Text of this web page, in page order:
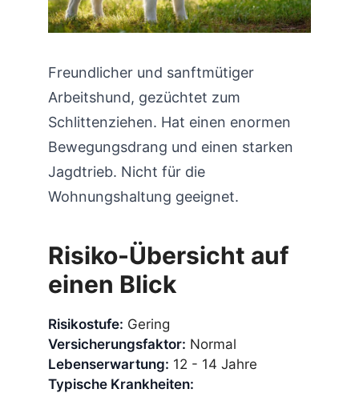
Freundlicher und sanftmütiger
Arbeitshund, gezüchtet zum
Schlittenziehen. Hat einen enormen
Bewegungsdrang und einen starken
Jagdtrieb. Nicht für die
Wohnungshaltung geeignet.
Risiko-Übersicht auf
einen Blick
Risikostufe: Gering
Versicherungsfaktor: Normal
Lebenserwartung: 12 - 14 Jahre
Typische Krankheiten: